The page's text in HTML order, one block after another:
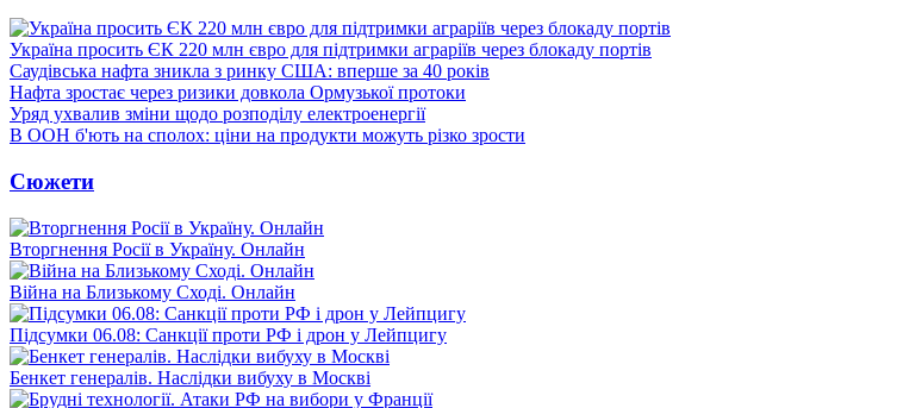
Україна просить ЄК 220 млн євро для підтримки аграріїв через блокаду портів
Саудівська нафта зникла з ринку США: вперше за 40 років
Нафта зростає через ризики довкола Ормузької протоки
Уряд ухвалив зміни щодо розподілу електроенергії
В ООН б'ють на сполох: ціни на продукти можуть різко зрости
Сюжети
Вторгнення Росії в Україну. Онлайн
Війна на Близькому Сході. Онлайн
Підсумки 06.08: Санкції проти РФ і дрон у Лейпцигу
Бенкет генералів. Наслідки вибуху в Москві